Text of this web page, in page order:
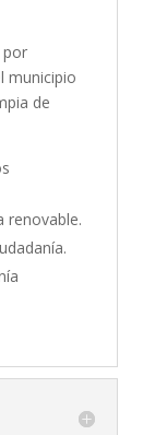
por
municipio
de
renovable.